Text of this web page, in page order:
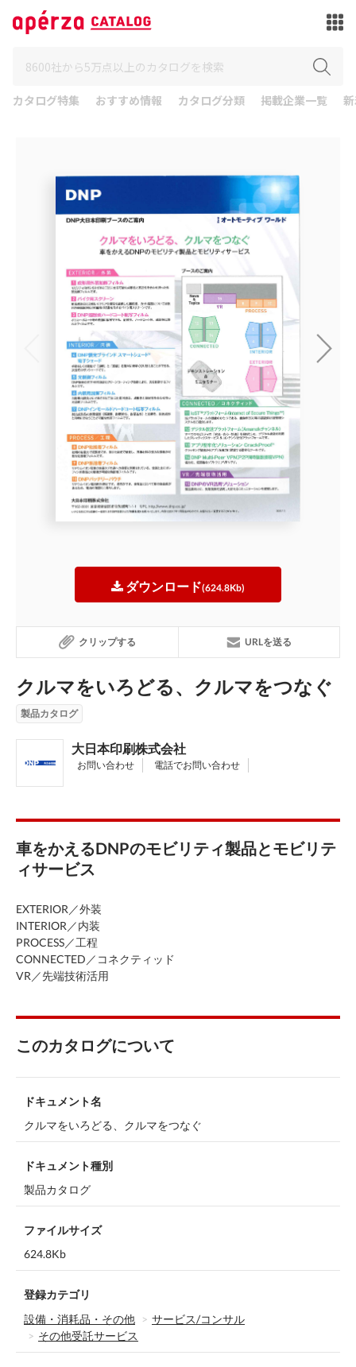
カタログ特集 おすすめ情報 カタログ分類 掲載企業一覧
ダウンロード(624.8Kb)
クリップする URLを送る
クルマをいろどる、クルマをつなぐ
製品カタログ
大日本印刷株式会社
お問い合わせ 電話でお問い合わせ
車をかえるDNPのモビリティ製品とモビリテ
ィサービス
EXTERIOR／外装
INTERIOR／内装
PROCESS／工程
CONNECTED／コネクティッド
VR／先端技術活用
このカタログについて
ドキュメント名
クルマをいろどる、クルマをつなぐ
ドキュメント種別
製品カタログ
ファイルサイズ
624.8Kb
登録カテゴリ
設備・消耗品・その他
サービス/コンサル
その他受託サービス